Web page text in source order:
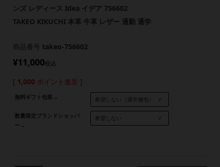
ンズ レディース Idea イデア 756602
TAKEO KIKUCHI 本革 牛革 レザー 通勤 通学
商品番号 takeo-756602
¥11,000税込
[ 1,000 ポイント進呈 ]
無料ギフト包装→
数量限定ブランドショッパ
ー→